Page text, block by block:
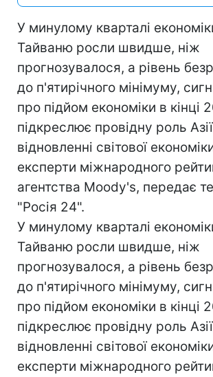
У минулому кварталі
Тайваню росли швидше, ніж
прогнозувалося, а рівень
до п'ятирічного мінімуму,
про підйом економіки в кінці
підкреслює провідну роль
відновленні світової
експерти міжнародного
агентства Мoody's, передає
"Росія 24".
У минулому кварталі
Тайваню росли швидше, ніж
прогнозувалося, а рівень
до п'ятирічного мінімуму,
про підйом економіки в кінці
підкреслює провідну роль
відновленні світової
експерти міжнародного